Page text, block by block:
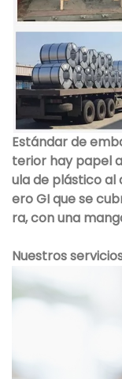
Estándar de
terior hay papel
ula de plástico al
ero GI que se
ra, con una
Nuestros